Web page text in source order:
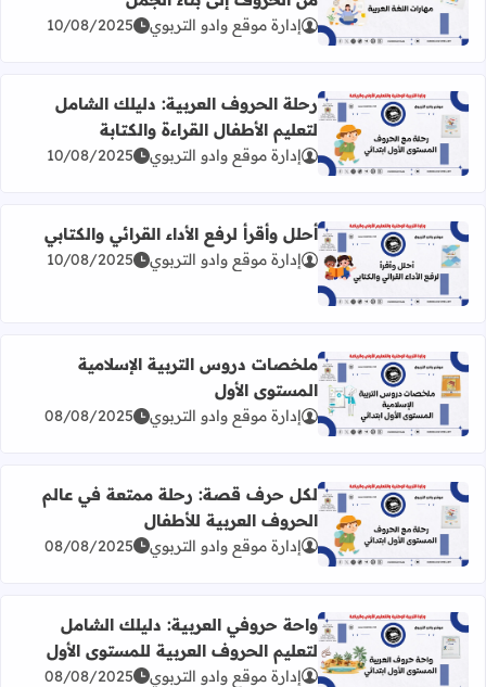
اقرأ المزيد عن دليل شامل لإتقان مهارات اللغة العربية: من
إدارة موقع وادو التربوي 10/08/2025
اقرأ المزيد عن رحلة الحروف العربية: دليلك الشامل لتعليم
رحلة الحروف العربية: دليلك الشامل
لتعليم الأطفال القراءة والكتابة
إدارة موقع وادو التربوي 10/08/2025
اقرأ المزيد عن أحلل وأقرأ لرفع الأداء القرائي والكتابي
أحلل وأقرأ لرفع الأداء القرائي والكتابي
إدارة موقع وادو التربوي 10/08/2025
اقرأ المزيد عن ملخصات دروس التربية الإسلامية المستوى
ملخصات دروس التربية الإسلامية
المستوى الأول
إدارة موقع وادو التربوي 08/08/2025
اقرأ المزيد عن لكل حرف قصة: رحلة ممتعة في عالم الحروف
لكل حرف قصة: رحلة ممتعة في عالم
الحروف العربية للأطفال
إدارة موقع وادو التربوي 08/08/2025
اقرأ المزيد عن واحة حروفي العربية: دليلك الشامل لتعليم
واحة حروفي العربية: دليلك الشامل
لتعليم الحروف العربية للمستوى الأول
إدارة موقع وادو التربوي 08/08/2025